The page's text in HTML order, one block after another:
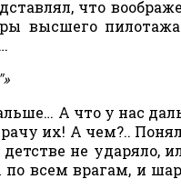
что
высшего
А что у нас
их! А чем?..
не ударяло,
по всем врагам, и